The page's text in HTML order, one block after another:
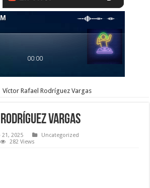
Víctor Rafael Rodríguez Vargas
Vargas
2025
Uncategorized
282 Views